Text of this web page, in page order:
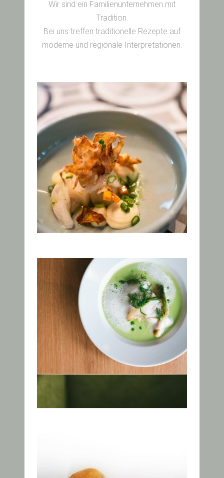
Wir sind ein Familienunternehmen mit
Tradition.
Bei uns treffen traditionelle Rezepte auf
moderne und regionale Interpretationen.